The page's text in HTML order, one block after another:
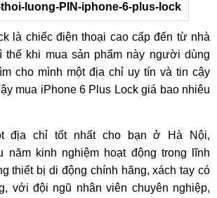
là chiếc điện thoại cao cấp đến từ nhà
thế khi mua sản phẩm này người dùng
cho mình một địa chỉ uy tín và tin cậy
mua iPhone 6 Plus Lock giá bao nhiêu
địa chỉ tốt nhất cho bạn ở Hà Nội,
năm kinh nghiệm hoạt động trong lĩnh
thiết bị di động chính hãng, xách tay có
với đội ngũ nhân viên chuyên nghiệp,